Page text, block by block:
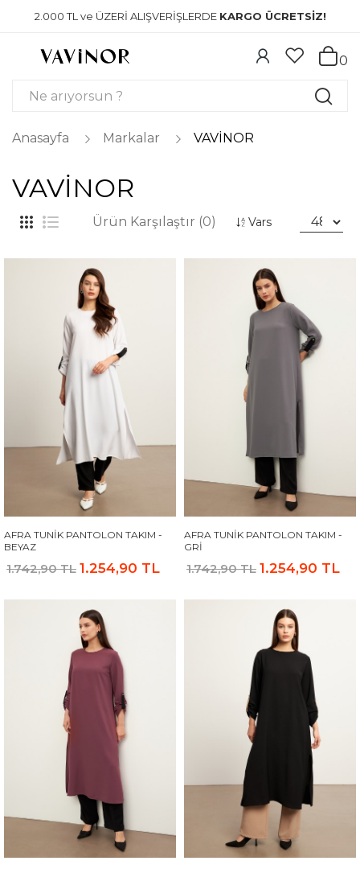
2.000 TL ve ÜZERİ ALIŞVERİŞLERDE KARGO ÜCRETSİZ!
0
Anasayfa Markalar VAVİNOR
VAVİNOR
Ürün Karşılaştır (0)
AFRA TUNIK PANTOLON TAKIM -
BEYAZ
1.742,90 TL 1.254,90 TL
AFRA TUNIK PANTOLON TAKIM -
GRI
1.742,90 TL 1.254,90 TL